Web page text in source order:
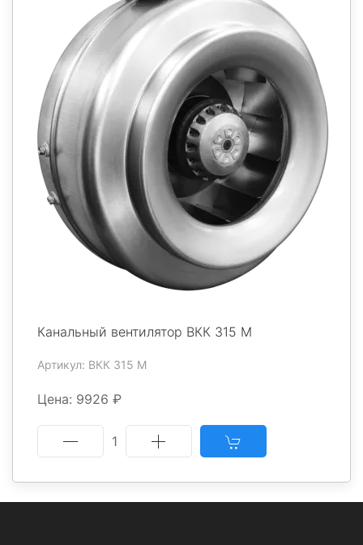
Канальный вентилятор ВКК 315 М
Артикул: ВКК 315 М
Цена: 9926 ₽
1